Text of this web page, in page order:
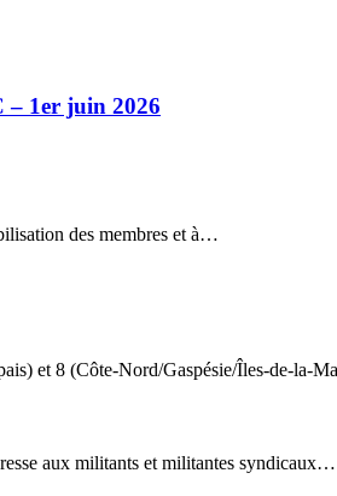
– 1er juin 2026
des membres et à…
et 8 (Côte-Nord/Gaspésie/Îles-de-la-
aux militants et militantes syndicaux…